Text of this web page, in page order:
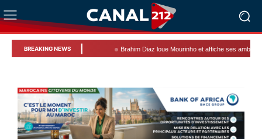
BREAKING NEWS Brahim Diaz loue Mourinho et affiche ses ambitions avec